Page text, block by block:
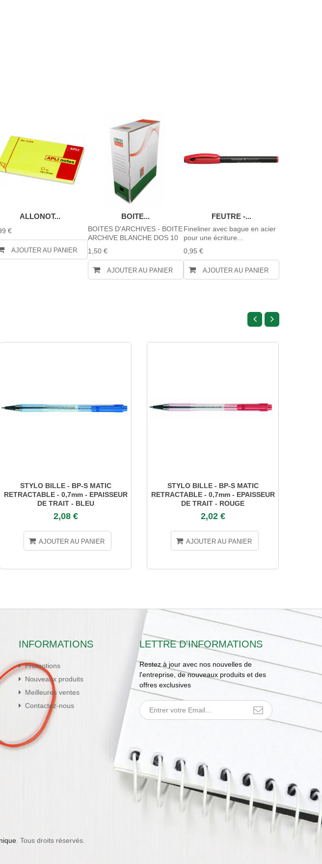
ALLONOT...
€
AJOUTER AU PANIER
BOITE...
BOITES D'ARCHIVES - BOITE
ARCHIVE BLANCHE DOS 10
1,50 €
AJOUTER AU PANIER
FEUTRE -...
Fineliner avec bague en acier
pour une écriture...
0,95 €
AJOUTER AU PANIER
STYLO BILLE - BP-S MATIC
RETRACTABLE - 0,7mm - EPAISSEUR
DE TRAIT - BLEU
2,08 €
AJOUTER AU PANIER
STYLO BILLE - BP-S MATIC
RETRACTABLE - 0,7mm - EPAISSEUR
DE TRAIT - ROUGE
2,02 €
AJOUTER AU PANIER
INFORMATIONS
Promotions
Nouveaux produits
Meilleures ventes
Contactez-nous
LETTRE D'INFORMATIONS
Restez à jour avec nos nouvelles de
l'entreprise, de nouveaux produits et des
offres exclusives
. Tous droits réservés.